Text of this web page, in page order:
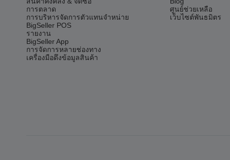
การตลาด
การบริหารจัดการตัวแทนจำหน่าย
BigSeller POS
รายงาน
BigSeller App
การจัดการหลายช่องทาง
เครื่องมือดึงข้อมูลสินค้า
ศูนย์ช่วยเหลือ
เว็บไซต์พันธมิตร